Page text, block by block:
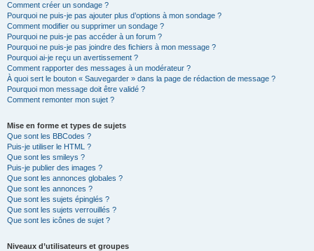
Comment créer un sondage ?
Pourquoi ne puis-je pas ajouter plus d’options à mon sondage ?
Comment modifier ou supprimer un sondage ?
Pourquoi ne puis-je pas accéder à un forum ?
Pourquoi ne puis-je pas joindre des fichiers à mon message ?
Pourquoi ai-je reçu un avertissement ?
Comment rapporter des messages à un modérateur ?
À quoi sert le bouton « Sauvegarder » dans la page de rédaction de message ?
Pourquoi mon message doit être validé ?
Comment remonter mon sujet ?
Mise en forme et types de sujets
Que sont les BBCodes ?
Puis-je utiliser le HTML ?
Que sont les smileys ?
Puis-je publier des images ?
Que sont les annonces globales ?
Que sont les annonces ?
Que sont les sujets épinglés ?
Que sont les sujets verrouillés ?
Que sont les icônes de sujet ?
Niveaux d’utilisateurs et groupes